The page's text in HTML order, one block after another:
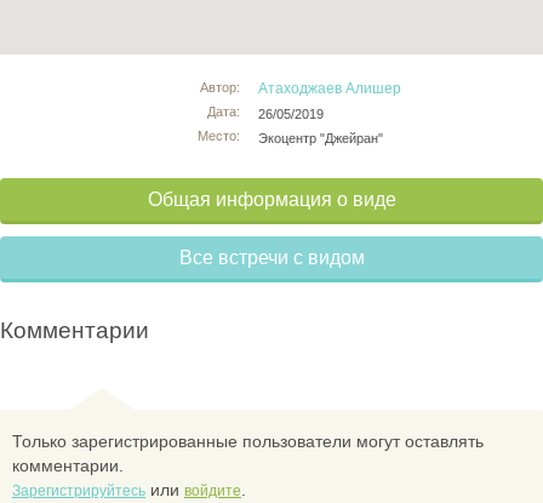
Автор:
Дата:
Место:
Атаходжаев Алишер
26/05/2019
Экоцентр "Джейран"
Общая информация о виде
Все встречи с видом
Комментарии
Только зарегистрированные пользователи могут оставлять
комментарии.
Зарегистрируйтесь или войдите